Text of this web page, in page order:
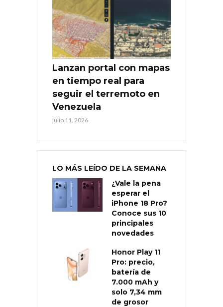
Lanzan portal con mapas
en tiempo real para
seguir el terremoto en
Venezuela
julio 11, 2026
LO MÁS LEÍDO DE LA SEMANA
¿Vale la pena
esperar el
iPhone 18 Pro?
Conoce sus 10
principales
novedades
Honor Play 11
Pro: precio,
batería de
7.000 mAh y
solo 7,34 mm
de grosor